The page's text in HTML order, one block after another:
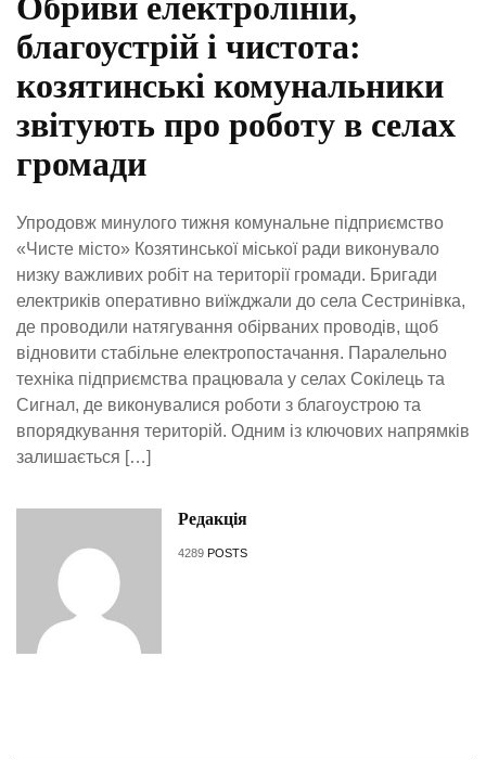
благоустрій і чистота:
козятинські комунальники
звітують про роботу в селах
громади
Упродовж минулого тижня комунальне підприємство
«Чисте місто» Козятинської міської ради виконувало
низку важливих робіт на території громади. Бригади
електриків оперативно виїжджали до села Сестринівка,
де проводили натягування обірваних проводів, щоб
відновити стабільне електропостачання. Паралельно
техніка підприємства працювала у селах Сокілець та
Сигнал, де виконувалися роботи з благоустрою та
впорядкування територій. Одним із ключових напрямків
залишається […]
Редакція
4289 POSTS